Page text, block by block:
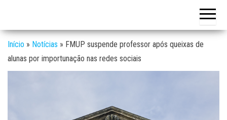
Início » Notícias » FMUP suspende professor após queixas de
alunas por importunação nas redes sociais